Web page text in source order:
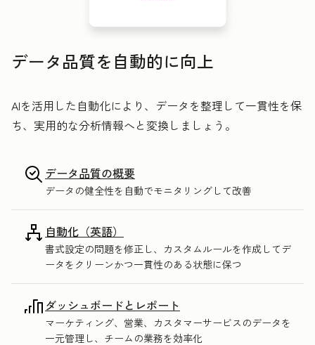
データ品質を自動的に向上
AIを活用した自動化により、データを整理して一貫性を保
ち、実用的な分析情報へと変換しましょう。
データ品質の概要
データの健全性を自動でモニタリングして改善
自動化（英語）
書式設定の問題を修正し、カスタムルールを作成してデ
ータをクリーンかつ一貫性のある状態に保つ
ダッシュボードとレポート
マーケティング、営業、カスタマーサービスのデータを
一元管理し、チームの業務を効率化